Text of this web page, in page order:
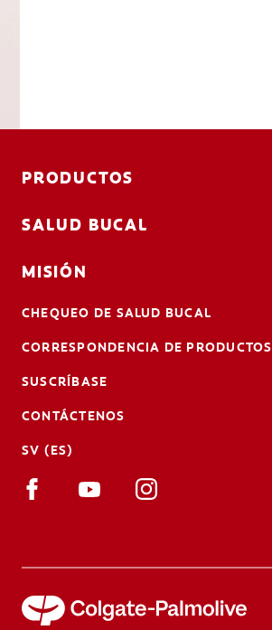
PRODUCTOS
SALUD BUCAL
MISIÓN
CHEQUEO DE SALUD BUCAL
CORRESPONDENCIA DE PRODUCTOS
SUSCRÍBASE
CONTÁCTENOS
SV (ES)